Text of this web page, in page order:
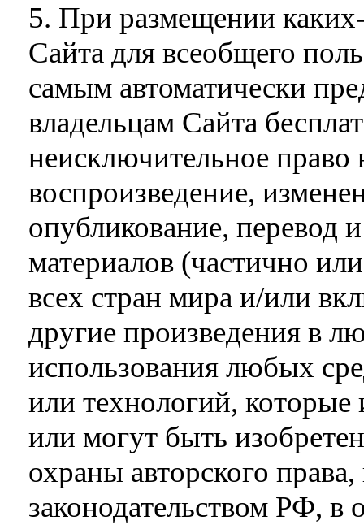
5. При размещении
Сайта для всеобщего
самым автоматически
владельцам Сайта
неисключительное право
воспроизведение,
опубликование, перевод
материалов (частично
всех стран мира и/или
другие произведения в
использования любых
или технологий, которые
или могут быть
охраны авторского
законодательством РФ, в